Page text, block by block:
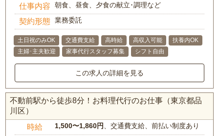
仕事内容 朝食、昼食、夕食の献立･調理など
契約形態 業務委託
土日祝のみOK 交通費支給 高時給 高収入可能
扶養内OK
主婦･主夫歓迎
家事代行スタッフ募集 シフト自由
この求人の詳細を見る
不動前駅から徒歩8分！お料理代行のお仕事（東京都品
川区）
時給 1,500〜1,860円 、交通費支給、前払い制度あり